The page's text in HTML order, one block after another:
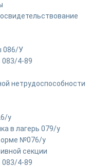
086/У
083/4-89
нетрудоспособности
у
в лагерь 079/у
№076/у
секции
083/4-89